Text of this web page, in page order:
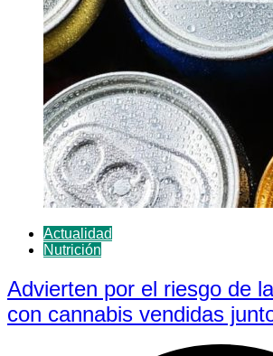
Actualidad
Nutrición
Advierten por el riesgo de
con cannabis vendidas